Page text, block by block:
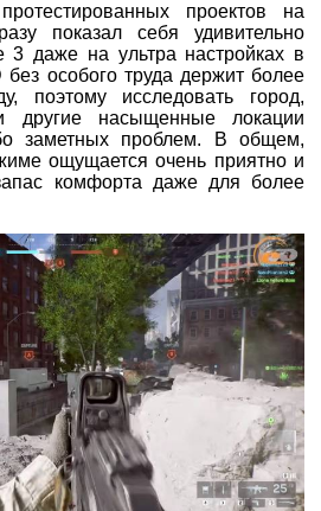
проектов на
показал себя удивительно
3 даже на ультра настройках в
особого труда держит более
поэтому исследовать город,
другие насыщенные локации
заметных проблем. В общем,
ощущается очень приятно и
комфорта даже для более